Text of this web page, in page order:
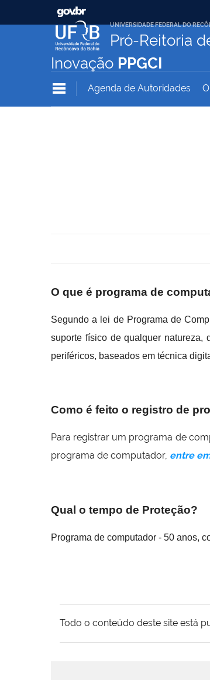
UNIVERSIDADE FEDERAL DO
Pró-Reitoria
Inovação PPGCI
Agenda de Autoridades
O que é programa de
Segundo a lei de Programa de
suporte físico de qualquer natureza,
periféricos, baseados em técnica
Como é feito o registro de
Para registrar um programa de
programa de computador, entre
Qual o tempo de Proteção?
Programa de computador - 50 anos,
Todo o conteúdo deste site está